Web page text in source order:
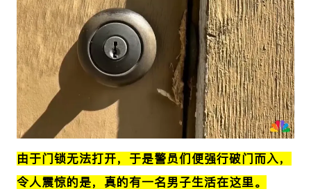
由于门锁无法打开，于是警员们便强行破门而入，
令人震惊的是，真的有一名男子生活在这里。